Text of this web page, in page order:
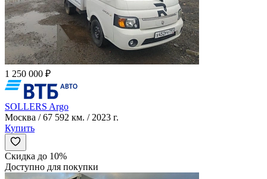
1 250 000 ₽
SOLLERS Argo
Москва / 67 592 км. / 2023 г.
Купить
Скидка до 10%
Доступно для покупки